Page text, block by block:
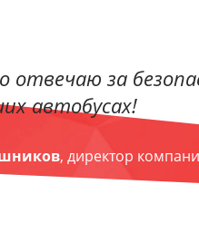
отвечаю за
автобусах!
, директор